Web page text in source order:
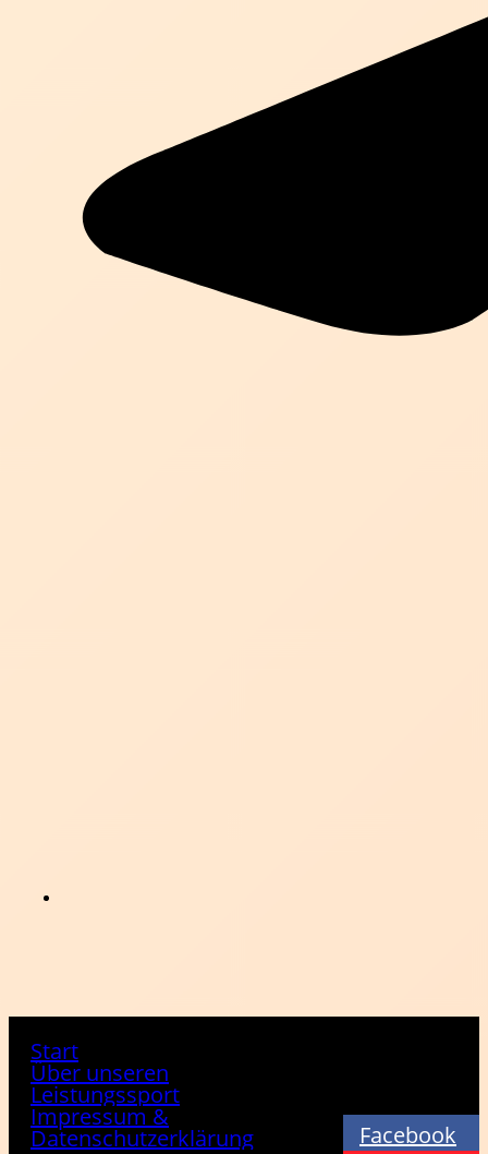
Start
Über unseren
Leistungssport
Impressum &
Datenschutzerklärung
Facebook